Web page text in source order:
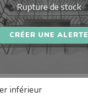
Rupture de stock
CRÉER UNE ALERTE
inférieur